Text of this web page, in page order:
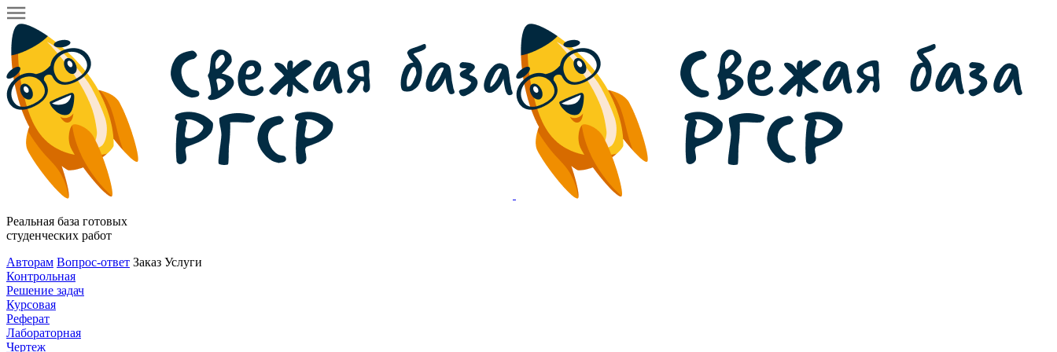
Реальная база готовых
студенческих работ
Авторам Вопрос-ответ Заказ Услуги
Контрольная
Решение задач
Курсовая
Реферат
Лабораторная
Чертеж